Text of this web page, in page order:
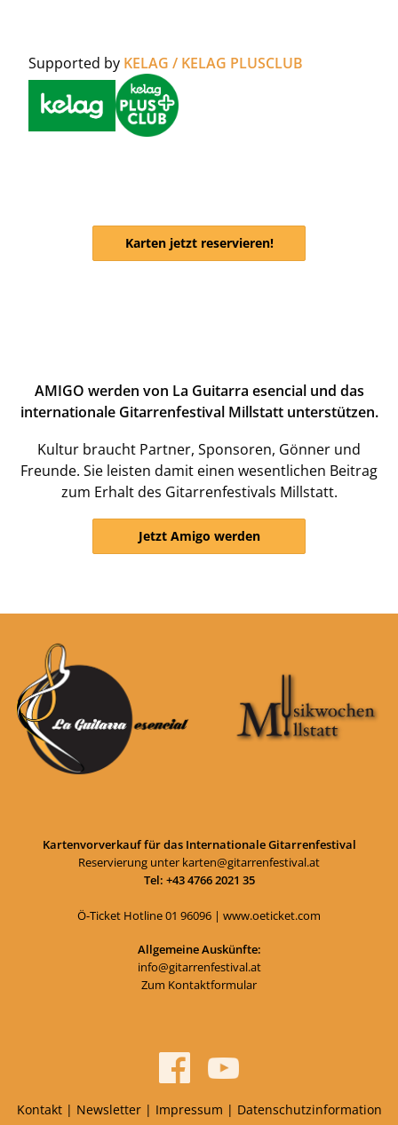
Supported by KELAG / KELAG PLUSCLUB
Karten jetzt reservieren!
AMIGO werden von La Guitarra esencial und das
internationale Gitarrenfestival Millstatt unterstützen.
Kultur braucht Partner, Sponsoren, Gönner und
Freunde. Sie leisten damit einen wesentlichen Beitrag
zum Erhalt des Gitarrenfestivals Millstatt.
Jetzt Amigo werden
Kartenvorverkauf für das Internationale Gitarrenfestival
Reservierung unter karten@gitarrenfestival.at
Tel: +43 4766 2021 35
Ö-Ticket Hotline01 96096 | www.oeticket.com
Allgemeine Auskünfte:
info@gitarrenfestival.at
Zum Kontaktformular
Kontakt| Newsletter| Impressum | Datenschutzinformation